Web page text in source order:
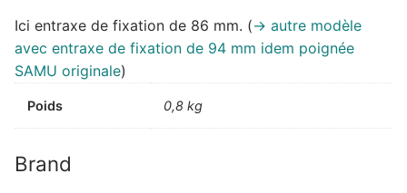
Ici entraxe de fixation de 86 mm. (-> autre modèle
avec entraxe de fixation de 94 mm idem poignée
SAMU originale)
Poids 0,8 kg
Brand